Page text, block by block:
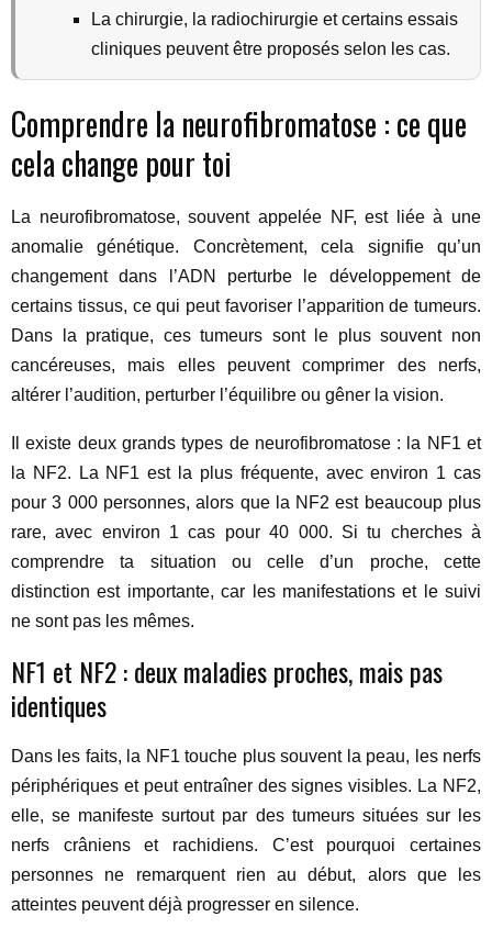
La chirurgie, la radiochirurgie et certains essais
cliniques peuvent être proposés selon les cas.
Comprendre la neurofibromatose : ce que
cela change pour toi
La neurofibromatose, souvent appelée NF, est liée à une
anomalie génétique. Concrètement, cela signifie qu’un
changement dans l’ADN perturbe le développement de
certains tissus, ce qui peut favoriser l’apparition de tumeurs.
Dans la pratique, ces tumeurs sont le plus souvent non
cancéreuses, mais elles peuvent comprimer des nerfs,
altérer l’audition, perturber l’équilibre ou gêner la vision.
Il existe deux grands types de neurofibromatose : la NF1 et
la NF2. La NF1 est la plus fréquente, avec environ 1 cas
pour 3 000 personnes, alors que la NF2 est beaucoup plus
rare, avec environ 1 cas pour 40 000. Si tu cherches à
comprendre ta situation ou celle d’un proche, cette
distinction est importante, car les manifestations et le suivi
ne sont pas les mêmes.
NF1 et NF2 : deux maladies proches, mais pas
identiques
Dans les faits, la NF1 touche plus souvent la peau, les nerfs
périphériques et peut entraîner des signes visibles. La NF2,
elle, se manifeste surtout par des tumeurs situées sur les
nerfs crâniens et rachidiens. C’est pourquoi certaines
personnes ne remarquent rien au début, alors que les
atteintes peuvent déjà progresser en silence.